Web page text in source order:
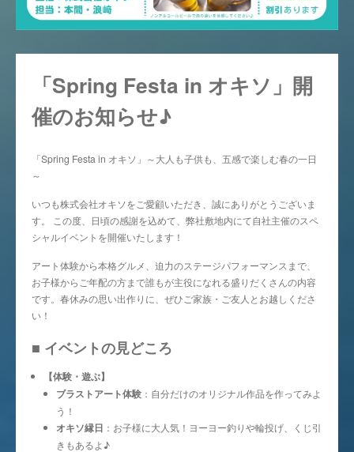
「Spring Festa in オキソ」開
催のお知らせ♪
「Spring Festa in オキソ」～大人も子供も、五感で楽しむ春の一日
～
いつも株式会社オキソをご愛顧いただき、誠にありがとうございま
す。 この度、日頃の感謝を込めて、弊社敷地内にて自社主催のスペ
シャルイベントを開催いたします！
アート体験から本格グルメ、迫力のステージパフォーマンスまで、
お子様からご年配の方まで誰もが主役になれる盛りだくさんの内容
です。春休みの思い出作りに、ぜひご家族・ご友人とお越しくださ
い！
■ イベントの見どころ
【体験・遊ぶ】
ブラストアート体験：自分だけのオリジナル作品を作ってみよ
う！
オキソ縁日 ：お子様に大人気！ヨーヨー釣りや輪投げ、くじ引
きもあるよ♪